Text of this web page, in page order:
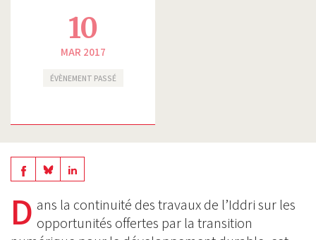
10
MAR 2017
ÉVÈNEMENT PASSÉ
Share
on
Facebook
Share
BlueSky
Share
Linkedin
D ans la continuité des travaux de l’Iddri sur les
opportunités offertes par la transition